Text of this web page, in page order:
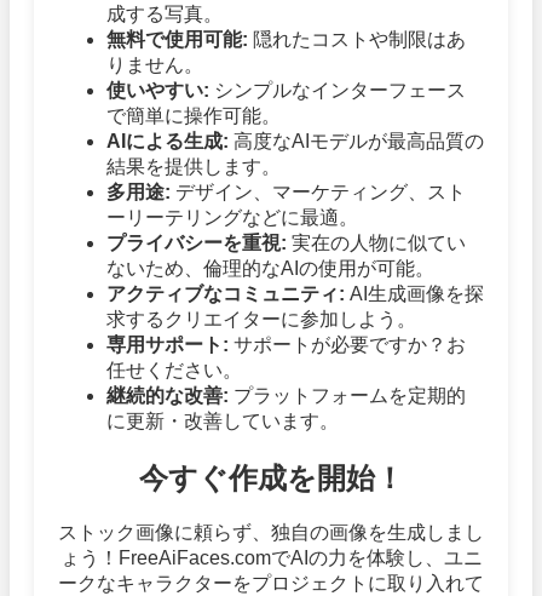
成する写真。
無料で使用可能: 隠れたコストや制限はあ
りません。
使いやすい: シンプルなインターフェース
で簡単に操作可能。
AIによる生成: 高度なAIモデルが最高品質の
結果を提供します。
多用途: デザイン、マーケティング、スト
ーリーテリングなどに最適。
プライバシーを重視: 実在の人物に似てい
ないため、倫理的なAIの使用が可能。
アクティブなコミュニティ: AI生成画像を探
求するクリエイターに参加しよう。
専用サポート: サポートが必要ですか？お
任せください。
継続的な改善: プラットフォームを定期的
に更新・改善しています。
今すぐ作成を開始！
ストック画像に頼らず、独自の画像を生成しまし
ょう！FreeAiFaces.comでAIの力を体験し、ユニ
ークなキャラクターをプロジェクトに取り入れて